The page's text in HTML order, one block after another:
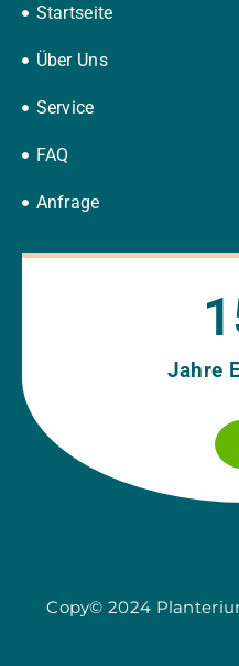
Startseite
Über Uns
Service
FAQ
Anfrage
Jahre
Copy© 2024